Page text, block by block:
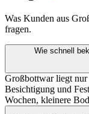
Was Kunden aus
fragen.
Wie schnell
Großbottwar liegt
Besichtigung und
Wochen, kleinere